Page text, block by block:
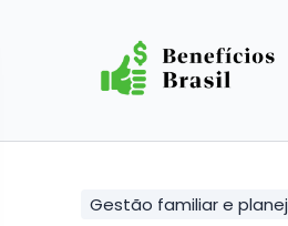
Gestão familiar e